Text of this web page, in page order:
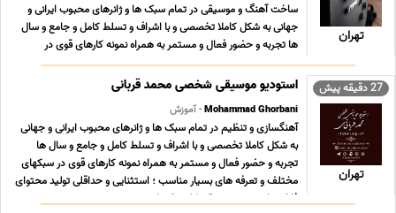
تهران
ساخت آهنگ و موسیقی در تمام سبک ها و ژانرهای محبوب ایرانی و
جهانی به شکل کاملا تخصصی و با اشراف و تسلط کامل و جامع و سال
ها تجربه و حضور فعال و مستمر به همراه نمونه کارهای قوی در
سبکهای مختلف و تعرفه های بسیار مناسب ؛ استثنایی و حداقلی تولید
محتوای فاخر و ارزشمند موسیقی کلیه خدما ... ...
27 دقیقه پیش
تهران
استودیو موسیقی شخصی محمد قربانی
Mohammad Ghorbani- آموزش
آهنگسازی و تنظیم در تمام سبک ها و ژانرهای محبوب ایرانی و جهانی
به شکل کاملا تخصصی و با اشراف و تسلط کامل و جامع و سال ها
تجربه و حضور فعال و مستمر به همراه نمونه کارهای قوی در سبکهای
مختلف و تعرفه های بسیار مناسب ؛ استثنایی و حداقلی تولید محتوای
فاخر و ارزشمند موسیقی کلیه خدمات ... ...